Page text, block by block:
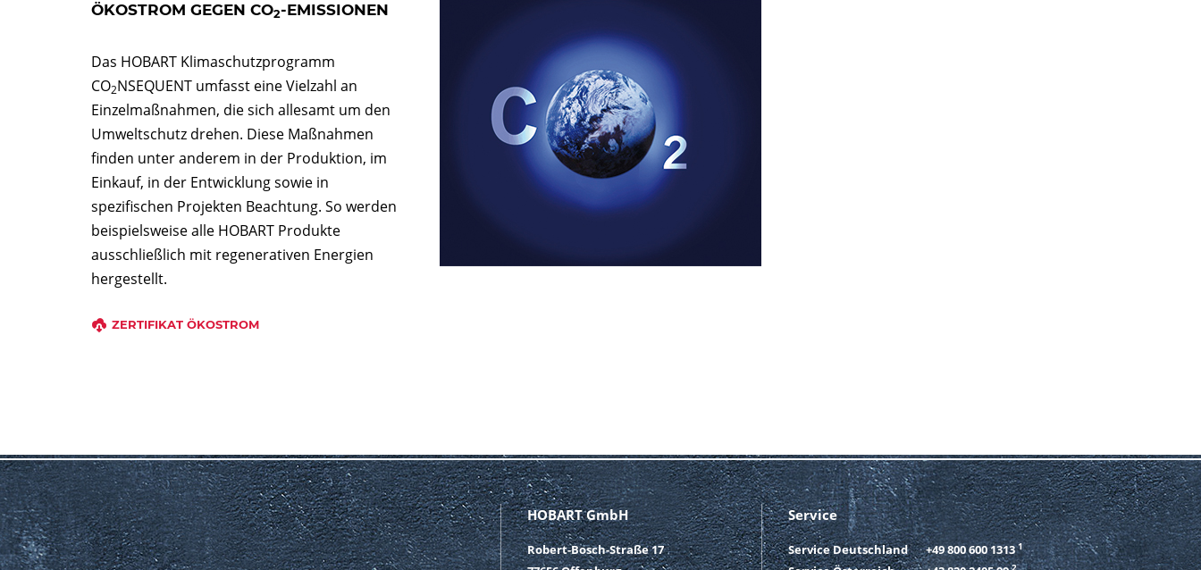
ÖKOSTROM GEGEN CO2-EMISSIONEN
Das HOBART Klimaschutzprogramm
CO2NSEQUENT umfasst eine Vielzahl an
Einzelmaßnahmen, die sich allesamt um den
Umweltschutz drehen. Diese Maßnahmen
finden unter anderem in der Produktion, im
Einkauf, in der Entwicklung sowie in
spezifischen Projekten Beachtung. So werden
beispielsweise alle HOBART Produkte
ausschließlich mit regenerativen Energien
hergestellt.
ZERTIFIKAT ÖKOSTROM
HOBART GmbH
Robert-Bosch-Straße 17
Service
Service Deutschland +49 800 600 1313 1